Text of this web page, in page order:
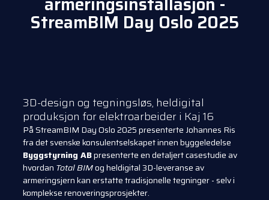
StreamBIM Day Oslo 2025
3D-design og tegningsløs, heldigital
produksjon for elektroarbeider i Kaj 16
På StreamBIM Day Oslo 2025 presenterte Johannes Ris
fra det svenske konsulentselskapet innen byggeledelse
Byggstyrning ABpresenterte en detaljert casestudie av
hvordan Total BIMog heldigital 3D-leveranse av
armeringsjern kan erstatte tradisjonelle tegninger - selv i
komplekse renoveringsprosjekter.